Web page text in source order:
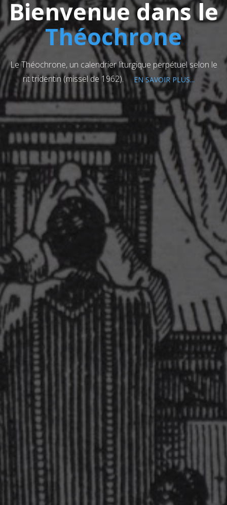
Bienvenue dans le
Théochrone
Le Théochrone, un calendrier liturgique perpétuel selon le
rit tridentin (missel de 1962).
EN SAVOIR PLUS...